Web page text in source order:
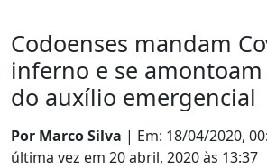
Codoenses mandam
inferno e se
do auxílio emergencial
Por Marco Silva | Em: 18/04/2020,
última vez em 20 abril, 2020 às 13:37